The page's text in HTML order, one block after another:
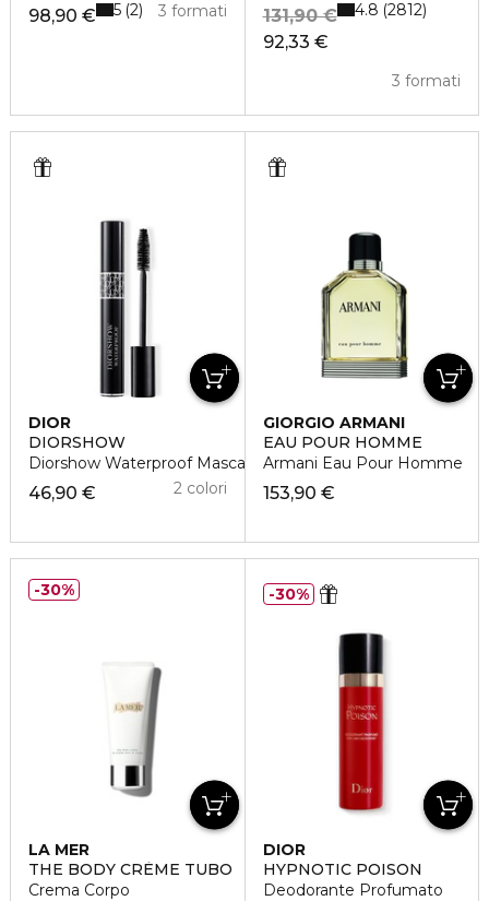
98,90 € 3 formati
5 2
92,33 €
131,90 €
3 formati
4.8 2812
DIOR
DIORSHOW
Diorshow Waterproof Mascara Professionale
46,90 € 2 colori
GIORGIO ARMANI
EAU POUR HOMME
Armani Eau Pour Homme
153,90 €
LA MER
THE BODY CRÈME TUBO
Crema Corpo
30%
DIOR
HYPNOTIC POISON
Deodorante Profumato
30%